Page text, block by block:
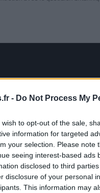
- Do Not Process My
wish to opt-out of the sale,
information for targeted
your selection. Please note
seeing interest-based ads
disclosed to third
disclosure of your personal
This information may